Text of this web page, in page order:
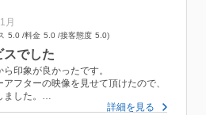
月
5.0 料金 5.0 接客態度 5.0
スでした
印象が良かったです。
フターの映像を見せて頂けたので、
した。
したお風呂の排水口やフィルターまで
詳細を見る